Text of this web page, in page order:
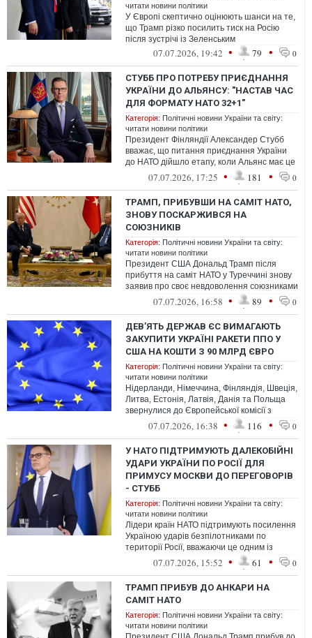
читати новини політики
У Європі скептично оцінюють шанси на те,
що Трамп різко посилить тиск на Росію
після зустрічі із Зеленським
07.07.2026, 19:42 • 79 • 0
СТУББ ПРО ПОТРЕБУ ПРИЄДНАННЯ
УКРАЇНИ ДО АЛЬЯНСУ: "НАСТАВ ЧАС
ДЛЯ ФОРМАТУ НАТО 32+1"
Категорія: Політичні новини України та світу:
читати новини політики
Президент Фінляндії Александер Стубб
вважає, що питання приєднання України
до НАТО дійшло етапу, коли Альянс має це
обговорювати.
07.07.2026, 17:25 • 181 • 0
ТРАМП, ПРИБУВШИ НА САМІТ НАТО,
ЗНОВУ ПОСКАРЖИВСЯ НА
СОЮЗНИКІВ
Категорія: Політичні новини України та світу:
читати новини політики
Президент США Дональд Трамп після
прибуття на саміт НАТО у Туреччині знову
заявив про своє невдоволення союзниками
та допустив подальше скорочення аме...
07.07.2026, 16:58 • 89 • 0
ДЕВʼЯТЬ ДЕРЖАВ ЄС ВИМАГАЮТЬ
ЗАКУПИТИ УКРАЇНІ РАКЕТИ ППО У
США НА КОШТИ З 90 МЛРД ЄВРО
Категорія: Політичні новини України та світу:
читати новини політики
Нідерланди, Німеччина, Фінляндія, Швеція,
Литва, Естонія, Латвія, Данія та Польща
звернулися до Європейської комісії з
вимогою якомога швидше дати доз...
07.07.2026, 16:38 • 116 • 0
У НАТО ПІДТРИМУЮТЬ ДАЛЕКОБІЙНІ
УДАРИ УКРАЇНИ ПО РОСІЇ ДЛЯ
ПРИМУСУ МОСКВИ ДО ПЕРЕГОВОРІВ
- СТУББ
Категорія: Політичні новини України та світу:
читати новини політики
Лідери країн НАТО підтримують посилення
Україною ударів безпілотниками по
території Росії, вважаючи це одним із
способів змусити Москву повернутися до...
07.07.2026, 15:52 • 61 • 0
ТРАМП ПРИБУВ ДО АНКАРИ НА
САМІТ НАТО
Категорія: Політичні новини України та світу:
читати новини політики